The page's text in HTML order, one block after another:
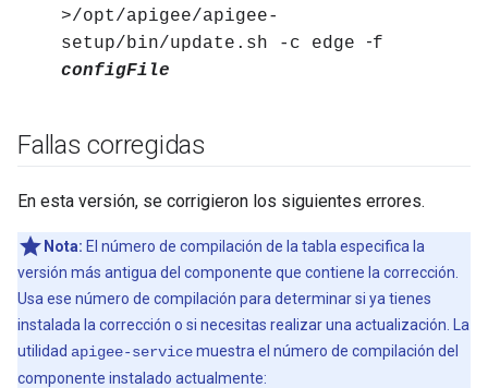
>/opt/apigee/apigee-
setup/bin/update.sh -c edge -f
configFile
Fallas corregidas
En esta versión, se corrigieron los siguientes errores.
Nota: El número de compilación de la tabla especifica la
versión más antigua del componente que contiene la corrección.
Usa ese número de compilación para determinar si ya tienes
instalada la corrección o si necesitas realizar una actualización. La
utilidad apigee-servicemuestra el número de compilación del
componente instalado actualmente: